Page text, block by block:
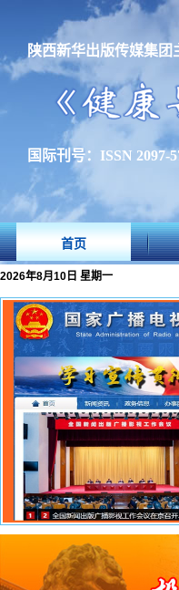
陕西新华出版传媒集
国际刊号：ISSN 2097-
首页
2026年8月10日 星期一